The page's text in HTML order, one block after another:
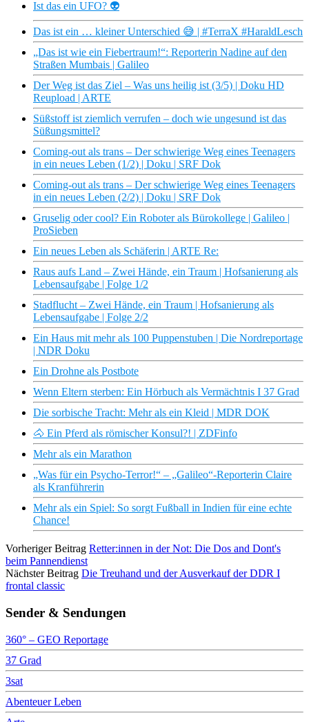
Ist das ein UFO? 👽
Das ist ein … kleiner Unterschied 😅 | #TerraX #HaraldLesch
„Das ist wie ein Fiebertraum!“: Reporterin Nadine auf den
Straßen Mumbais | Galileo
Der Weg ist das Ziel – Was uns heilig ist (3/5) | Doku HD
Reupload | ARTE
Süßstoff ist ziemlich verrufen – doch wie ungesund ist das
Süßungsmittel?
Coming-out als trans – Der schwierige Weg eines Teenagers
in ein neues Leben (1/2) | Doku | SRF Dok
Coming-out als trans – Der schwierige Weg eines Teenagers
in ein neues Leben (2/2) | Doku | SRF Dok
Gruselig oder cool? Ein Roboter als Bürokollege | Galileo |
ProSieben
Ein neues Leben als Schäferin | ARTE Re:
Raus aufs Land – Zwei Hände, ein Traum | Hofsanierung als
Lebensaufgabe | Folge 1/2
Stadflucht – Zwei Hände, ein Traum | Hofsanierung als
Lebensaufgabe | Folge 2/2
Ein Haus mit mehr als 100 Puppenstuben | Die Nordreportage
| NDR Doku
Ein Drohne als Postbote
Wenn Eltern sterben: Ein Hörbuch als Vermächtnis I 37 Grad
Die sorbische Tracht: Mehr als ein Kleid | MDR DOK
🐴 Ein Pferd als römischer Konsul?! | ZDFinfo
Mehr als ein Marathon
„Was für ein Psycho-Terror!“ – „Galileo“-Reporterin Claire
als Kranführerin
Mehr als ein Spiel: So sorgt Fußball in Indien für eine echte
Chance!
Vorheriger Beitrag Retter:innen in der Not: Die Dos and Dont's
beim Pannendienst
Nächster Beitrag Die Treuhand und der Ausverkauf der DDR I
frontal classic
Sender & Sendungen
360° – GEO Reportage
37 Grad
3sat
Abenteuer Leben